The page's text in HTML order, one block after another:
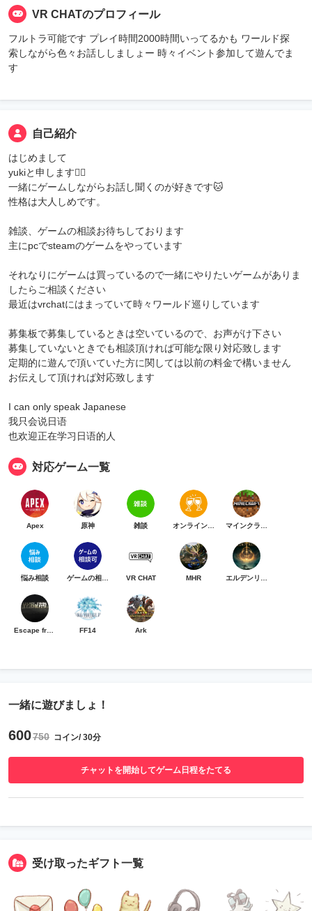
VR CHATのプロフィール
フルトラ可能です プレイ時間2000時間いってるかも ワールド探
索しながら色々お話ししましょー 時々イベント参加して遊んでま
す
自己紹介
はじめまして
yukiと申します🙇‍♀
一緒にゲームしながらお話し聞くのが好きです🐱
性格は大人しめです。
雑談、ゲームの相談お待ちしております
主にpcでsteamのゲームをやっています
それなりにゲームは買っているので一緒にやりたいゲームがありま
したらご相談ください
最近はvrchatにはまっていて時々ワールド巡りしています
募集板で募集しているときは空いているので、お声がけ下さい
募集していないときでも相談頂ければ可能な限り対応致します
定期的に遊んで頂いていた方に関しては以前の料金で構いません
お伝えして頂ければ対応致します
I can only speak Japanese
我只会说日语
也欢迎正在学习日语的人
対応ゲーム一覧
Apex 原神 雑談
悩み相談 VR CHAT MHR
FF14 Ark
一緒に遊びましょ！
600750 コイン/ 30分
チャットを開始してゲーム日程をたてる
受け取ったギフト一覧